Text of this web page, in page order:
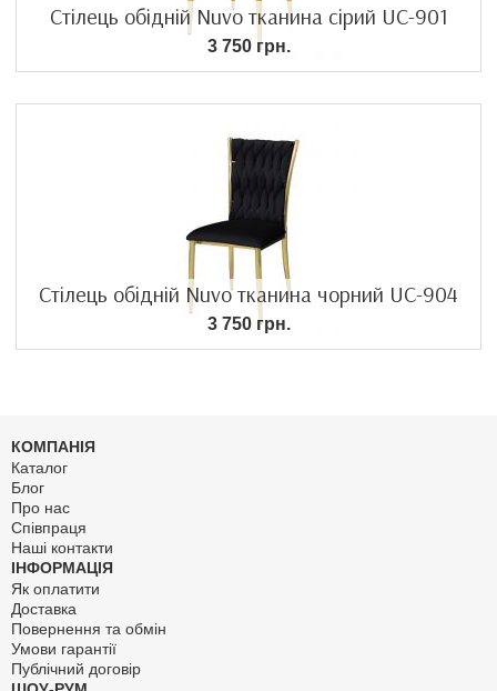
Стілець обідній Nuvo тканина сірий UC-901
3 750 грн.
Стілець обідній Nuvo тканина чорний UC-904
3 750 грн.
КОМПАНІЯ
Каталог
Блог
Про нас
Співпраця
Наші контакти
ІНФОРМАЦІЯ
Як оплатити
Доставка
Повернення та обмін
Умови гарантії
Публічний договір